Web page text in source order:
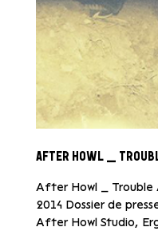
AFTER HOWL _
After Howl _ Trouble
2014 Dossier de
After Howl Studio,